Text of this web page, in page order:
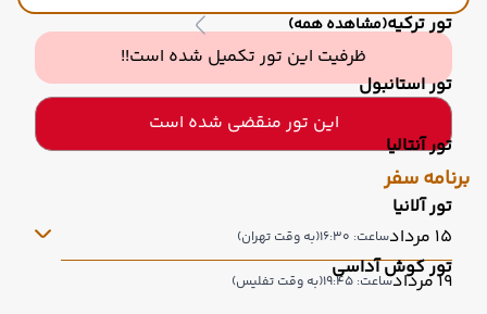
تور ترکیه(مشاهده همه)
تور استانبول
تور آنتالیا
تور آلانیا
تور کوش آداسی
ظرفیت این تور تکمیل شده است!!
این تور منقضی شده است
برنامه سفر
15 مرداد ساعت: 16:30 (به وقت تهران)
19 مرداد ساعت: 19:45 (به وقت تفلیس)